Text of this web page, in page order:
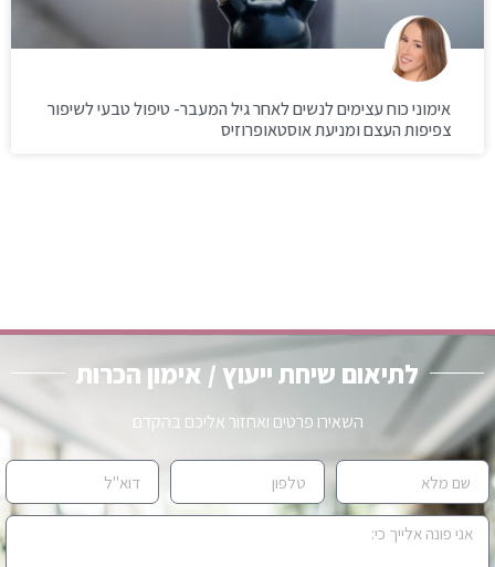
אימוני כוח עצימים לנשים לאחר גיל המעבר- טיפול טבעי לשיפור
צפיפות העצם ומניעת אוסטאופרוזיס
לתיאום שיחת ייעוץ / אימון הכרות
השאירו פרטים ואחזור אליכם בהקדם